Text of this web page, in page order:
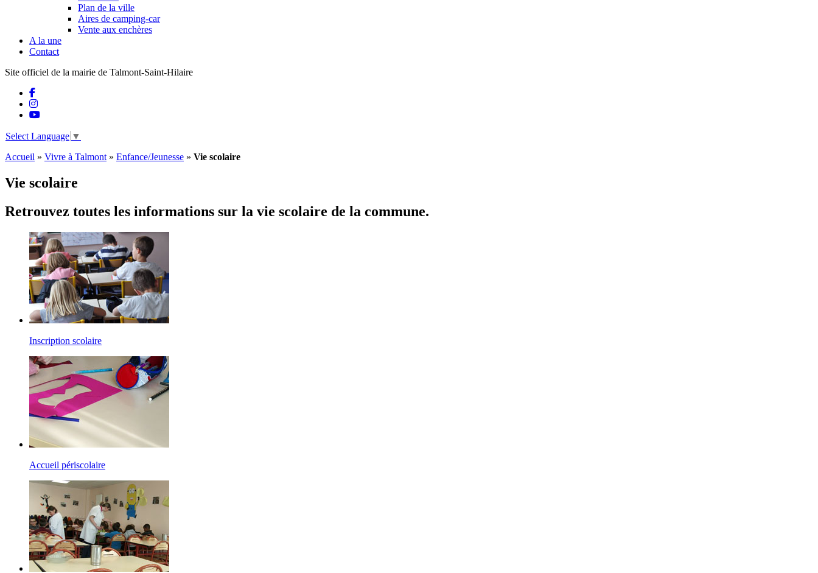
Plan de la ville
Aires de camping-car
Vente aux enchères
A la une
Contact
Site officiel de la mairie de Talmont-Saint-Hilaire
Select Language ▼
Accueil » Vivre à Talmont » Enfance/Jeunesse » Vie scolaire
Vie scolaire
Retrouvez toutes les informations sur la vie scolaire de la commune.
Inscription scolaire
Accueil périscolaire